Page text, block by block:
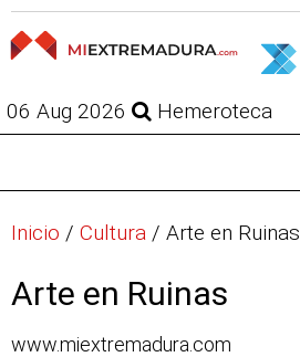
06 Aug 2026 Hemeroteca
Inicio / Cultura / Arte en Ruinas
Arte en Ruinas
www.miextremadura.com